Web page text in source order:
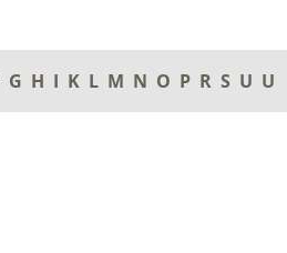
G H I K L M N O P R S U U